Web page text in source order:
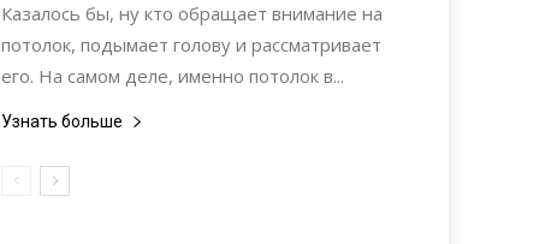
Казалось бы, ну кто обращает внимание на
потолок, подымает голову и рассматривает
его. На самом деле, именно потолок в...
Узнать больше